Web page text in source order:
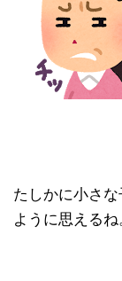
たしかに小さ
ように思えるね